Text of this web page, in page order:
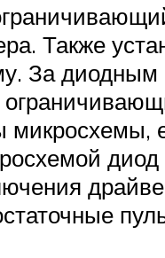
Также
За диодным